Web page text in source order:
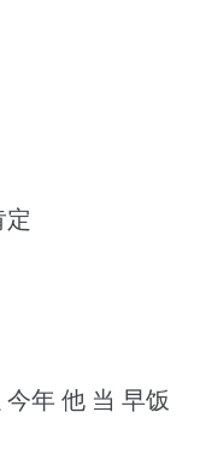
年 他 当 早饭